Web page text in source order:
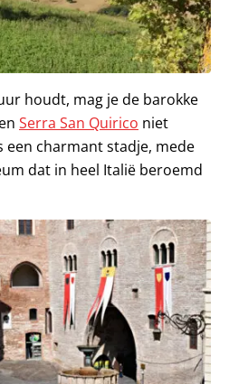
houdt, mag je de barokke
Serra San Quirico niet
een charmant stadje, mede
dat in heel Italië beroemd